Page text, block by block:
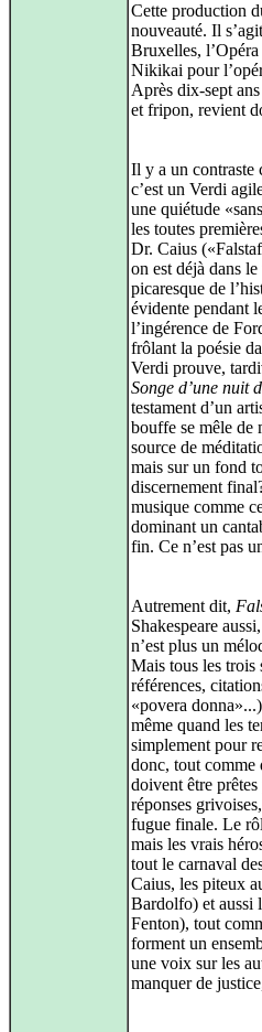
Cette production
nouveauté. Il
Bruxelles,
Nikikai pour
Après dix-sept ans
et fripon, revient
Il y a un contraste
c’est un Verdi
une quiétude
les toutes
Dr. Caius
on est déjà dans
picaresque de
évidente pendant
l’ingérence de
frôlant la poésie
Verdi prouve,
Songe d’une nuit
testament d’un
bouffe se mêle de
source de
mais sur un fond
discernement
musique comme
dominant un
fin. Ce n’est pas
Autrement dit,
Shakespeare
n’est plus un
Mais tous les trois
références,
«povera
même quand les
simplement pour
donc, tout comme
doivent être
réponses
fugue finale. Le
mais les vrais
tout le carnaval
Caius, les piteux
Bardolfo) et aussi
Fenton), tout
forment un
une voix sur les
manquer de